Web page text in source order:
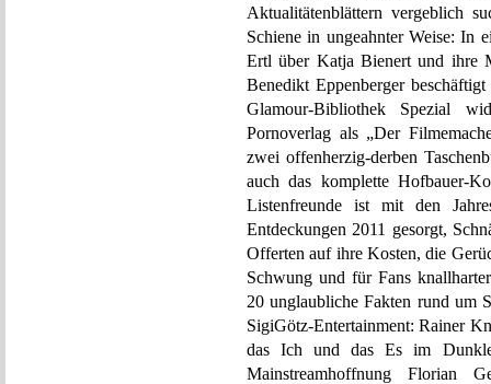
Aktualitätenblättern vergeblich
Schiene in ungeahnter Weise: In
Ertl über Katja Bienert und ihre
Benedikt Eppenberger
Glamour-Bibliothek Spezial
Pornoverlag als „Der
zwei offenherzig-derben
auch das komplette Hofbauer-
Listenfreunde ist mit den
Entdeckungen 2011 gesorgt,
Offerten auf ihre Kosten, die
Schwung und für Fans
20 unglaubliche Fakten rund um
SigiGötz-Entertainment: Rainer
das Ich und das Es im
Mainstreamhoffnung Florian